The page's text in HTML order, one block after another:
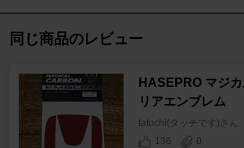
同じ商品のレビュー
HASEPRO マジ
リアエンブレム
tatuchi(タッチです)さん
136
0